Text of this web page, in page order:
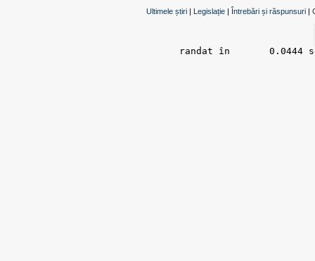
Ultimele știri | Legislație | Întrebări și răspunsuri |
randat în